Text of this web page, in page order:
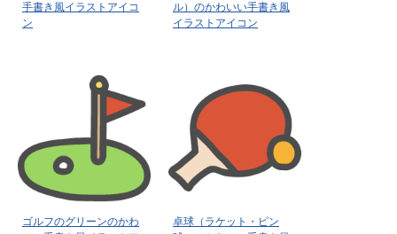
手書き風イラストアイコ
ン
ル）のかわいい手書き風
イラストアイコン
ゴルフのグリーンのかわ
卓球（ラケット・ピン